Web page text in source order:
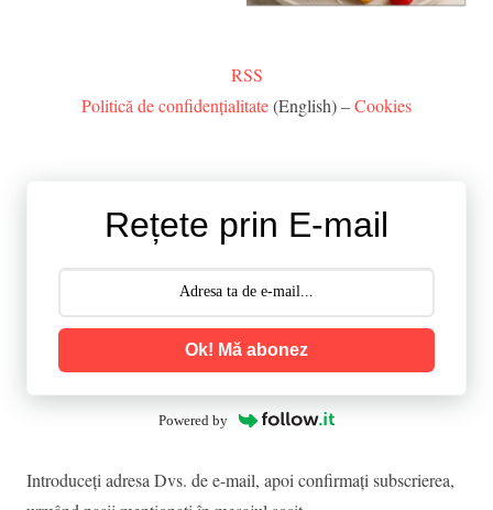
RSS
Politică de confidențialitate(English) –Cookies
Rețete prin E-mail
Ok! Mă abonez
Powered by
Introduceţi adresa Dvs. de e-mail, apoi confirmaţi subscrierea,